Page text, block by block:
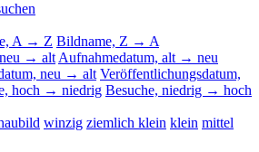
A → Z Bildname, Z → A
→ alt Aufnahmedatum, alt → neu
neu → alt Veröffentlichungsdatum,
hoch → niedrig Besuche, niedrig → hoch
winzig ziemlich klein klein mittel